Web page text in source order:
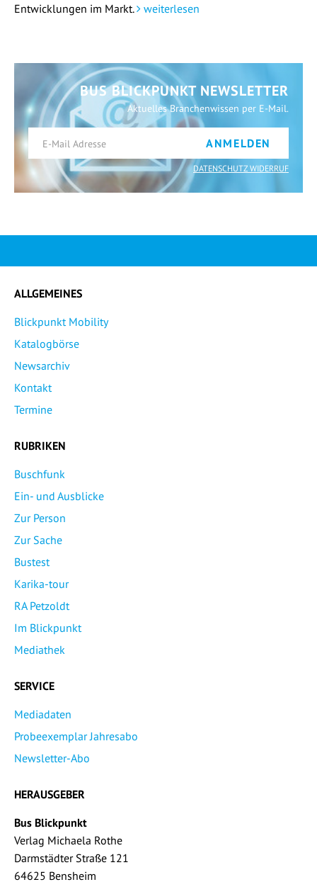
Entwicklungen im Markt.
weiterlesen
BUS BLICKPUNKT NEWSLETTER
Aktuelles Branchenwissen per E-Mail.
ANMELDEN
DATENSCHUTZ WIDERRUF
ALLGEMEINES
Blickpunkt Mobility
Katalogbörse
Newsarchiv
Kontakt
Termine
RUBRIKEN
Buschfunk
Ein- und Ausblicke
Zur Person
Zur Sache
Bustest
Karika-tour
RA Petzoldt
Im Blickpunkt
Mediathek
SERVICE
Mediadaten
Probeexemplar Jahresabo
Newsletter-Abo
HERAUSGEBER
Bus Blickpunkt
Verlag Michaela Rothe
Darmstädter Straße 121
64625 Bensheim